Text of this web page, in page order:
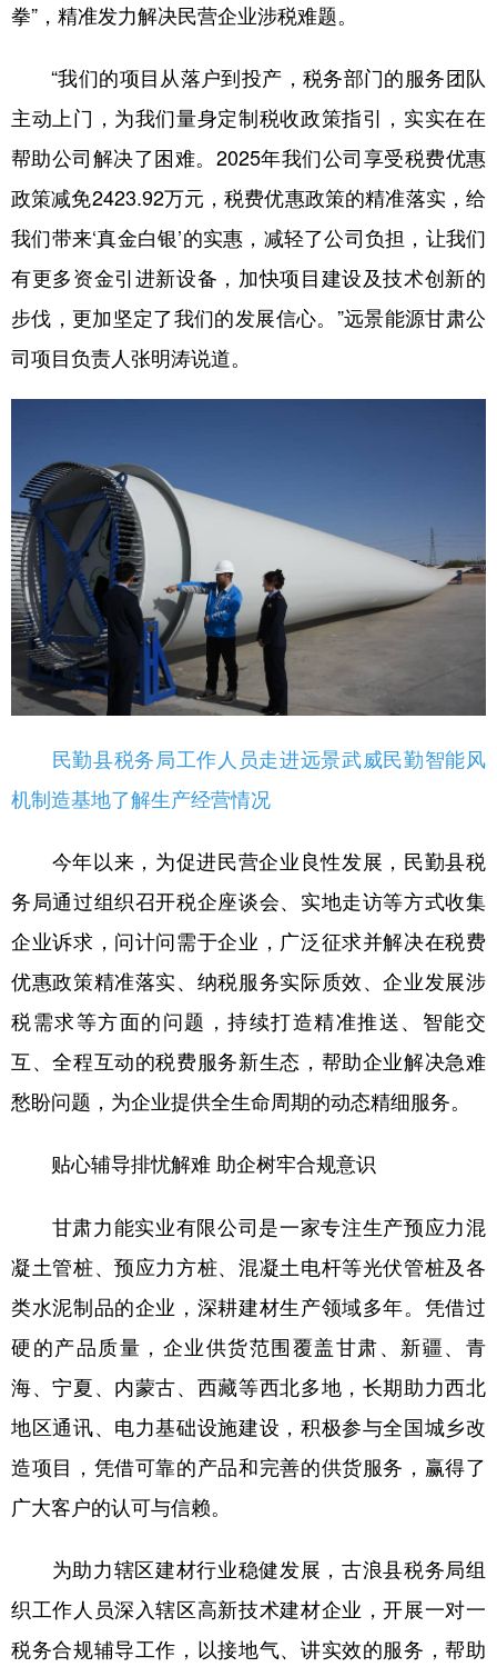
拳”，精准发力解决民营企业涉税难题。
“我们的项目从落户到投产，税务部门的服务团队
主动上门，为我们量身定制税收政策指引，实实在在
帮助公司解决了困难。2025年我们公司享受税费优惠
政策减免2423.92万元，税费优惠政策的精准落实，给
我们带来‘真金白银’的实惠，减轻了公司负担，让我们
有更多资金引进新设备，加快项目建设及技术创新的
步伐，更加坚定了我们的发展信心。”远景能源甘肃公
司项目负责人张明涛说道。
民勤县税务局工作人员走进远景武威民勤智能风
机制造基地了解生产经营情况
今年以来，为促进民营企业良性发展，民勤县税
务局通过组织召开税企座谈会、实地走访等方式收集
企业诉求，问计问需于企业，广泛征求并解决在税费
优惠政策精准落实、纳税服务实际质效、企业发展涉
税需求等方面的问题，持续打造精准推送、智能交
互、全程互动的税费服务新生态，帮助企业解决急难
愁盼问题，为企业提供全生命周期的动态精细服务。
贴心辅导排忧解难 助企树牢合规意识
甘肃力能实业有限公司是一家专注生产预应力混
凝土管桩、预应力方桩、混凝土电杆等光伏管桩及各
类水泥制品的企业，深耕建材生产领域多年。凭借过
硬的产品质量，企业供货范围覆盖甘肃、新疆、青
海、宁夏、内蒙古、西藏等西北多地，长期助力西北
地区通讯、电力基础设施建设，积极参与全国城乡改
造项目，凭借可靠的产品和完善的供货服务，赢得了
广大客户的认可与信赖。
为助力辖区建材行业稳健发展，古浪县税务局组
织工作人员深入辖区高新技术建材企业，开展一对一
税务合规辅导工作，以接地气、讲实效的服务，帮助